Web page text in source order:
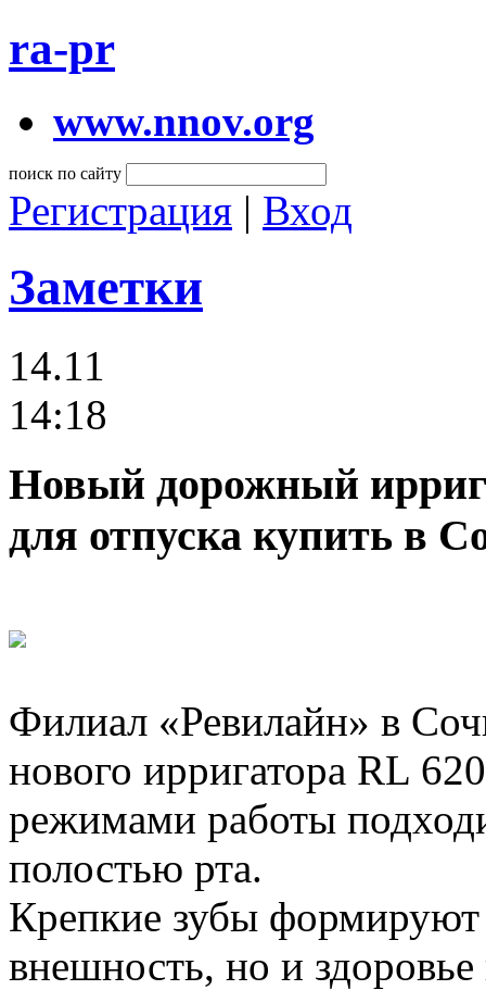
ra-pr
www.nnov.org
поиск по сайту
Регистрация | Вход
Заметки
14.11
14:18
Новый дорожный
для отпуска купить в
Филиал «Ревилайн» в
нового ирригатора RL
режимами работы
полостью рта.
Крепкие зубы
внешность, но и